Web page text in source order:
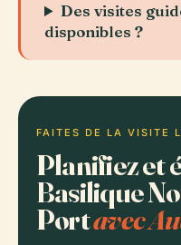
Des visites
disponibles ?
FAITES DE LA VISITE
Planifiez et
Basilique
Portavec